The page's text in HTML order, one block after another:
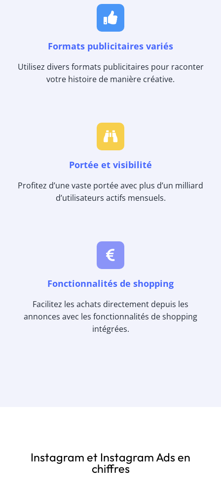
Formats publicitaires variés
Utilisez divers formats publicitaires pour raconter
votre histoire de manière créative.
Portée et visibilité
Profitez d’une vaste portée avec plus d’un milliard
d’utilisateurs actifs mensuels.
Fonctionnalités de shopping
Facilitez les achats directement depuis les
annonces avec les fonctionnalités de shopping
intégrées.
Instagram et Instagram Ads en
chiffres